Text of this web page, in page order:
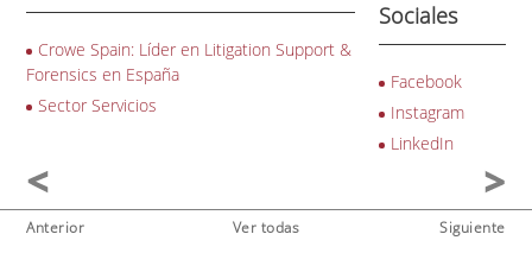
Crowe Spain: Líder en Litigation Support &
Forensics en España
Sector Servicios
Sociales
Facebook
Instagram
LinkedIn
Anterior Ver todas Siguiente